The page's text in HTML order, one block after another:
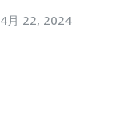
4月 22, 2024